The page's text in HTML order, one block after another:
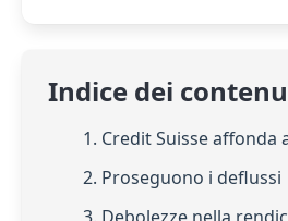
Indice dei
1. Credit Suisse affonda
2. Proseguono i deflussi